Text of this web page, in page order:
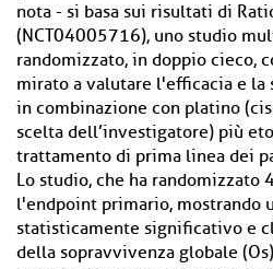
nota - si basa sui risultati di
(NCT04005716), uno studio
randomizzato, in doppio cieco,
mirato a valutare l'efficacia e
in combinazione con platino
scelta dell’investigatore) più
trattamento di prima linea dei
Lo studio, che ha randomizzato
l'endpoint primario, mostrando
statisticamente significativo e
della sopravvivenza globale